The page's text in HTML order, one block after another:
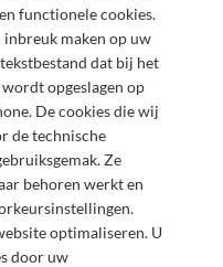
functionele cookies.
inbreuk maken op uw
dat bij het
opgeslagen op
De cookies die wij
de technische
Ze
behoren werkt en
optimaliseren. U
door uw